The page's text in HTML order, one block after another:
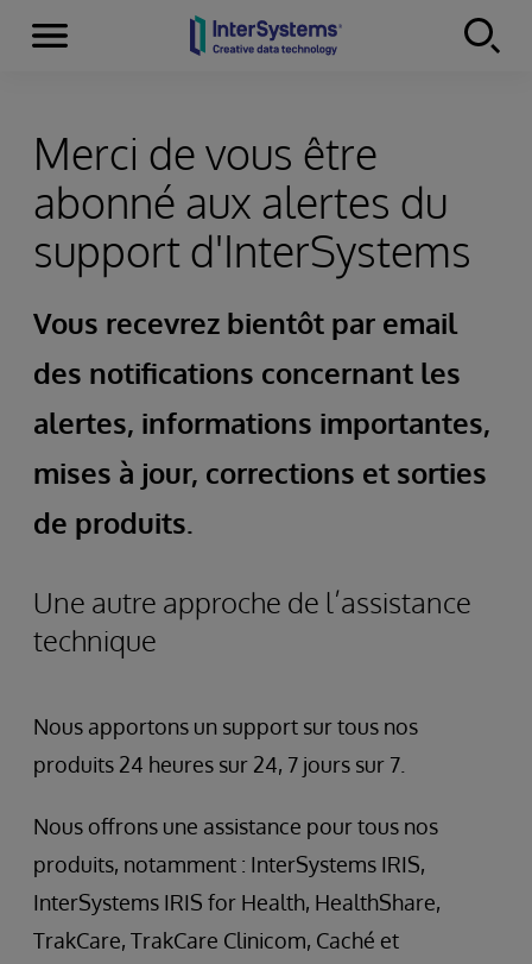
Skip to content
Menu
Merci de vous être
abonné aux alertes du
support d'InterSystems
Vous recevrez bientôt par email
des notifications concernant les
alertes, informations importantes,
mises à jour, corrections et sorties
de produits.
Une autre approche de l’assistance
technique
Nous apportons un support sur tous nos
produits 24 heures sur 24, 7 jours sur 7.
Nous offrons une assistance pour tous nos
produits, notamment : InterSystems IRIS,
InterSystems IRIS for Health, HealthShare,
TrakCare, TrakCare Clinicom, Caché et